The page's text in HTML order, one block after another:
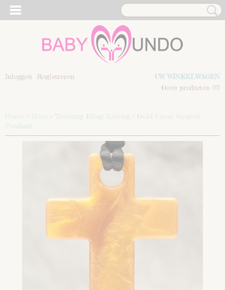
Inloggen Registreren
UW WINKELWAGEN
Geen producten (0)
Home > Meer > Teething Bling Ketting > Gold Cross Shaped
Pendant